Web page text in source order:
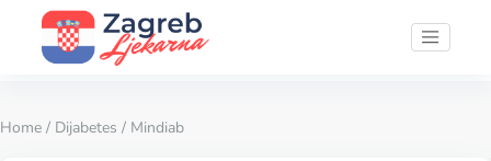
Home / Dijabetes / Mindiab